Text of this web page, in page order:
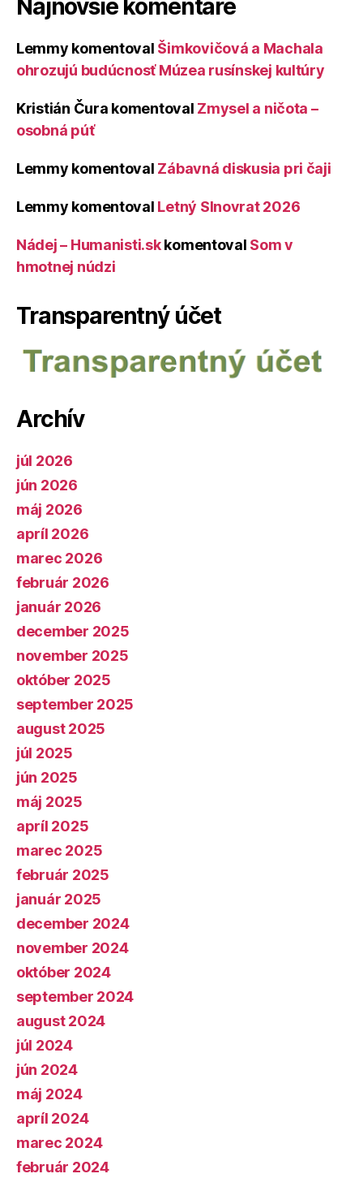
Najnovšie komentáre
Lemmy komentoval Šimkovičová a Machala
ohrozujú budúcnosť Múzea rusínskej kultúry
Kristián Čura komentoval Zmysel a ničota –
osobná púť
Lemmy komentoval Zábavná diskusia pri čaji
Lemmy komentoval Letný Slnovrat 2026
Nádej – Humanisti.skkomentoval Som v
hmotnej núdzi
Transparentný účet
Archív
júl 2026
jún 2026
máj 2026
apríl 2026
marec 2026
február 2026
január 2026
december 2025
november 2025
október 2025
september 2025
august 2025
júl 2025
jún 2025
máj 2025
apríl 2025
marec 2025
február 2025
január 2025
december 2024
november 2024
október 2024
september 2024
august 2024
júl 2024
jún 2024
máj 2024
apríl 2024
marec 2024
február 2024